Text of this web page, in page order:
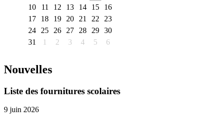
10
11 12 13 14 15
16
17
18 19 20 21 22
23
24
25 26 27 28 29 30
31
1 2 3 4 5 6
Nouvelles
Liste des fournitures scolaires
9 juin 2026